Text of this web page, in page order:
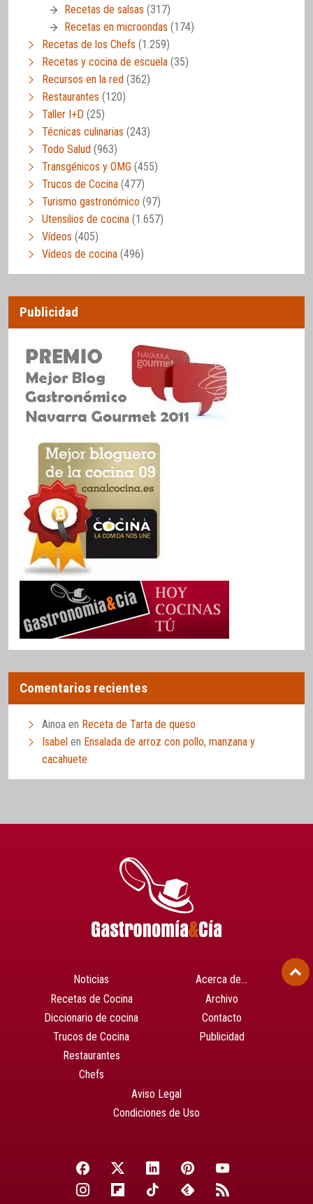
Recetas de salsas (317)
Recetas en microondas (174)
Recetas de los Chefs (1.259)
Recetas y cocina de escuela (35)
Recursos en la red (362)
Restaurantes (120)
Taller I+D (25)
Técnicas culinarias (243)
Todo Salud (963)
Transgénicos y OMG (455)
Trucos de Cocina (477)
Turismo gastronómico (97)
Utensilios de cocina (1.657)
Vídeos (405)
Vídeos de cocina (496)
Publicidad
Comentarios recientes
Ainoa en Receta de Tarta de queso
Isabel en Ensalada de arroz con pollo, manzana y
cacahuete
Noticias
Recetas de Cocina
Diccionario de cocina
Trucos de Cocina
Restaurantes
Chefs
Acerca de…
Archivo
Contacto
Publicidad
Aviso Legal
Condiciones de Uso